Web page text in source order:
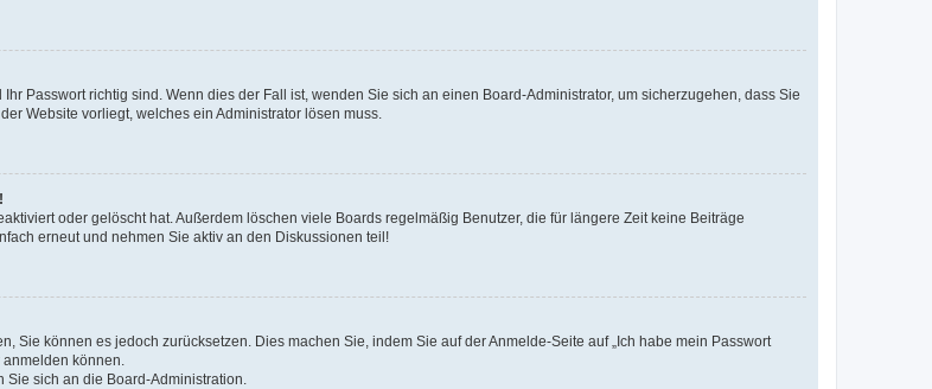
Passwort richtig sind. Wenn dies der Fall ist, wenden Sie sich an einen Board-Administrator, um sicherzugehen, dass Sie
Website vorliegt, welches ein Administrator lösen muss.
oder gelöscht hat. Außerdem löschen viele Boards regelmäßig Benutzer, die für längere Zeit keine Beiträge
erneut und nehmen Sie aktiv an den Diskussionen teil!
Sie können es jedoch zurücksetzen. Dies machen Sie, indem Sie auf der Anmelde-Seite auf „Ich habe mein Passwort
können.
sich an die Board-Administration.